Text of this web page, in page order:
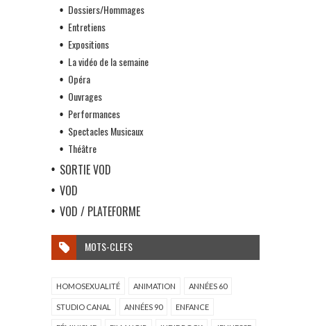
Dossiers/Hommages
Entretiens
Expositions
La vidéo de la semaine
Opéra
Ouvrages
Performances
Spectacles Musicaux
Théâtre
SORTIE VOD
VOD
VOD / PLATEFORME
MOTS-CLEFS
HOMOSEXUALITÉ ANIMATION ANNÉES 60
STUDIO CANAL ANNÉES 90 ENFANCE